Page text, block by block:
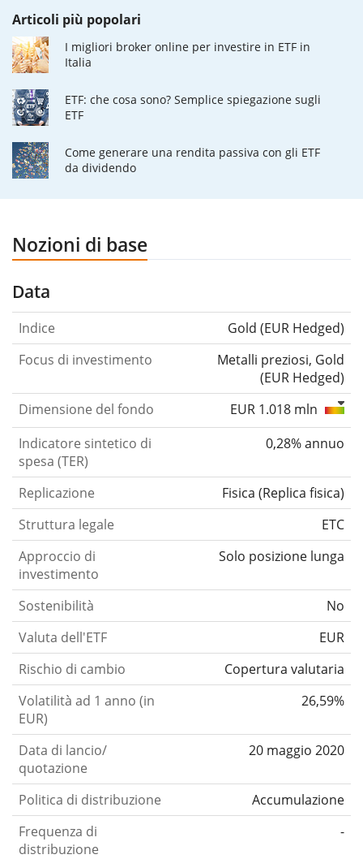
Articoli più popolari
I migliori broker online per investire in ETF in
Italia
ETF: che cosa sono? Semplice spiegazione sugli
ETF
Come generare una rendita passiva con gli ETF
da dividendo
Nozioni di base
Data
Indice
Gold (EUR Hedged)
Focus di investimento
Metalli preziosi, Gold
(EUR Hedged)
Dimensione del fondo
EUR 1.018 mln
Indicatore sintetico di
spesa (TER)
0,28% annuo
Replicazione Fisica (Replica fisica)
Struttura legale
ETC
Approccio di
investimento
Solo posizione lunga
Sostenibilità
No
Valuta dell'ETF
EUR
Rischio di cambio
Copertura valutaria
Volatilità ad 1 anno (in
EUR)
26,59%
Data di lancio/
quotazione
20 maggio 2020
Politica di distribuzione
Accumulazione
Frequenza di
distribuzione
-